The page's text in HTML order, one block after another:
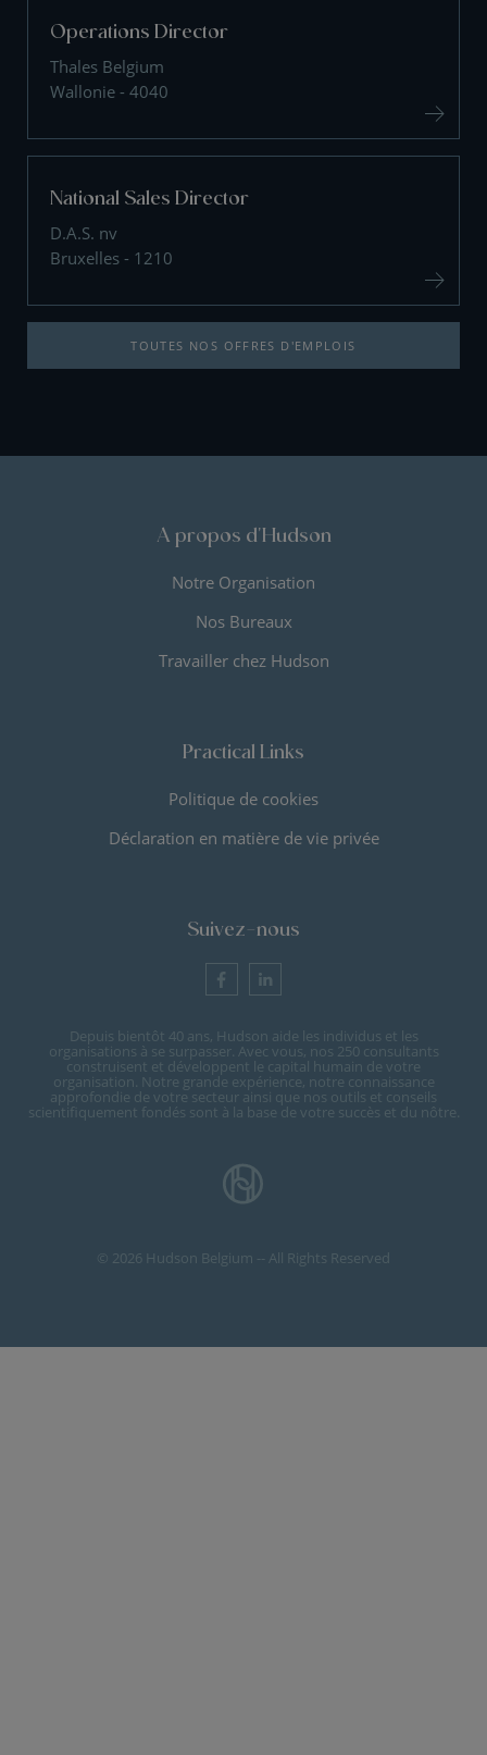
Operations Director
Thales Belgium
Wallonie - 4040
National Sales Director
D.A.S. nv
Bruxelles - 1210
TOUTES NOS OFFRES D'EMPLOIS
A propos d'Hudson
Notre Organisation
Nos Bureaux
Travailler chez Hudson
Practical Links
Politique de cookies
Déclaration en matière de vie privée
Suivez-nous
Depuis bientôt 40 ans, Hudson aide les individus et les
organisations à se surpasser. Avec vous, nos 250 consultants
construisent et développent le capital humain de votre
organisation. Notre grande expérience, notre connaissance
approfondie de votre secteur ainsi que nos outils et conseils
scientifiquement fondés sont à la base de votre succès et du nôtre.
© 2026 Hudson Belgium -- All Rights Reserved